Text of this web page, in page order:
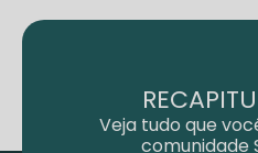
Veja tudo que
comunidade